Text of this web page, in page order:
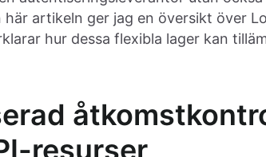
artikeln ger jag en översikt över
hur dessa flexibla lager kan